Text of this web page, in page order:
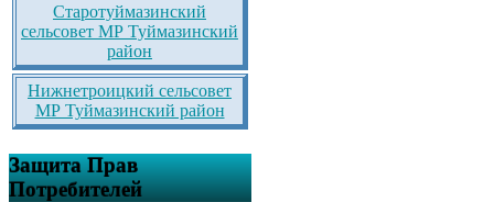
Старотуймазинский
сельсовет МР Туймазинский
район
Нижнетроицкий сельсовет
МР Туймазинский район
Защита Прав
Потребителей